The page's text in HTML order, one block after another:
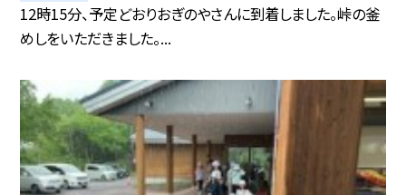
12時15分、予定どおりおぎのやさんに到着しました。峠の釜
めしをいただきました。...